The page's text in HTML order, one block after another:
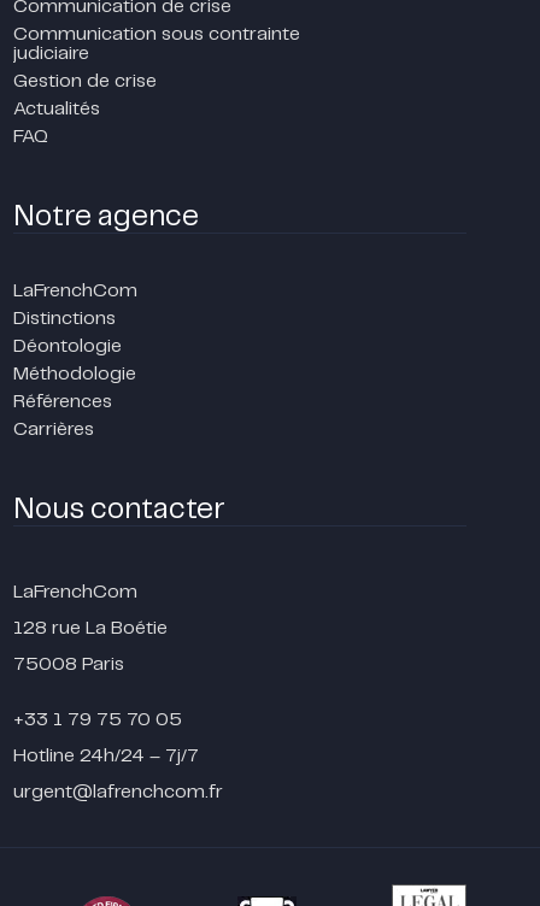
Communication de crise
Communication sous contrainte
judiciaire
Gestion de crise
Actualités
FAQ
Notre agence
LaFrenchCom
Distinctions
Déontologie
Méthodologie
Références
Carrières
Nous contacter
LaFrenchCom
128 rue La Boétie
75008 Paris
+33 1 79 75 70 05
Hotline 24h/24 – 7j/7
urgent@lafrenchcom.fr